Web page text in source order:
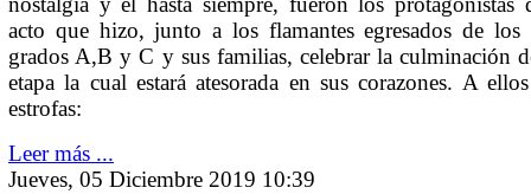
acto que hizo, junto a los flamantes egresados de los
grados A,B y C y sus familias, celebrar la culminación
etapa la cual estará atesorada en sus corazones. A ellos
estrofas:
Leer más ...
Jueves, 05 Diciembre 2019 10:39